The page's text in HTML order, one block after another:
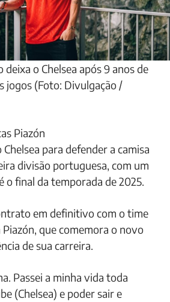
o Chelsea após 9 anos de
jogos (Foto: Divulgação /
Piazón
para defender a camisa
divisão portuguesa, com um
final da temporada de 2025.
em definitivo com o time
que comemora o novo
de sua carreira.
Passei a minha vida toda
(Chelsea) e poder sair e